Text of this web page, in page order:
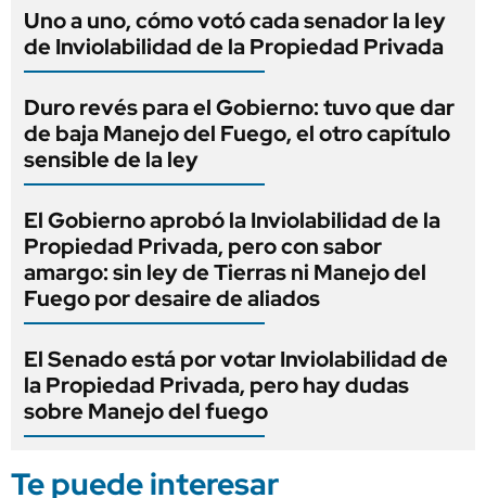
Uno a uno, cómo votó cada senador la ley
de Inviolabilidad de la Propiedad Privada
Duro revés para el Gobierno: tuvo que dar
de baja Manejo del Fuego, el otro capítulo
sensible de la ley
El Gobierno aprobó la Inviolabilidad de la
Propiedad Privada, pero con sabor
amargo: sin ley de Tierras ni Manejo del
Fuego por desaire de aliados
El Senado está por votar Inviolabilidad de
la Propiedad Privada, pero hay dudas
sobre Manejo del fuego
Te puede interesar